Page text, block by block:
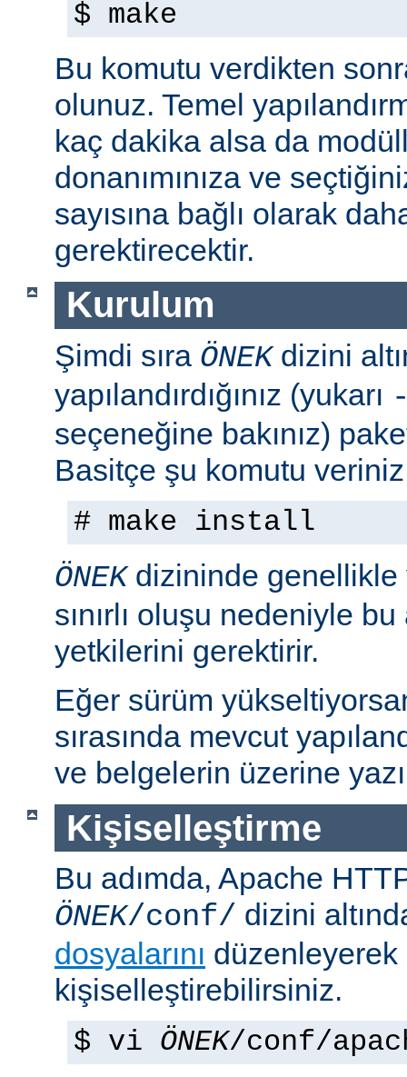
$ make
Bu komutu verdikten
olunuz. Temel
kaç dakika alsa da
donanımınıza ve
sayısına bağlı olarak
gerektirecektir.
Kurulum
Şimdi sıra ÖNEKdizini
yapılandırdığınız (yukarı
seçeneğine bakınız)
Basitçe şu komutu
# make install
ÖNEKdizininde genellikle
sınırlı oluşu nedeniyle
yetkilerini gerektirir.
Eğer sürüm
sırasında mevcut
ve belgelerin üzerine
Kişiselleştirme
Bu adımda, Apache
ÖNEK/conf/ dizini
dosyalarını düzenleyerek
kişiselleştirebilirsiniz.
$ vi ÖNEK/conf/